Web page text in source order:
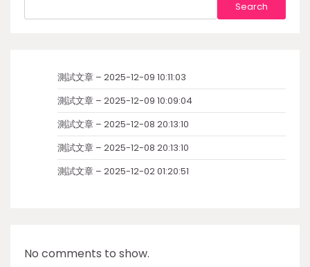
Search
測試文章 – 2025-12-09 10:11:03
測試文章 – 2025-12-09 10:09:04
測試文章 – 2025-12-08 20:13:10
測試文章 – 2025-12-08 20:13:10
測試文章 – 2025-12-02 01:20:51
No comments to show.